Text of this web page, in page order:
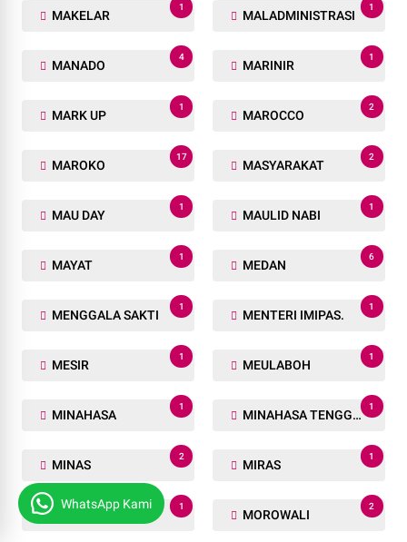
MAKELAR
1
MALADMINISTRASI
1
MANADO
4
MARINIR
1
MARK UP
1
MAROCCO
2
MAROKO
17
MASYARAKAT
2
MAU DAY
1
MAULID NABI
1
MAYAT
1
MEDAN
6
MENGGALA SAKTI
1
MENTERI IMIPAS.
1
MESIR
1
MEULABOH
1
MINAHASA
1
MINAHASA TENGGARA
1
MINAS
2
MIRAS
1
MOJOKERTO
1
MOROWALI
2
WhatsApp Kami